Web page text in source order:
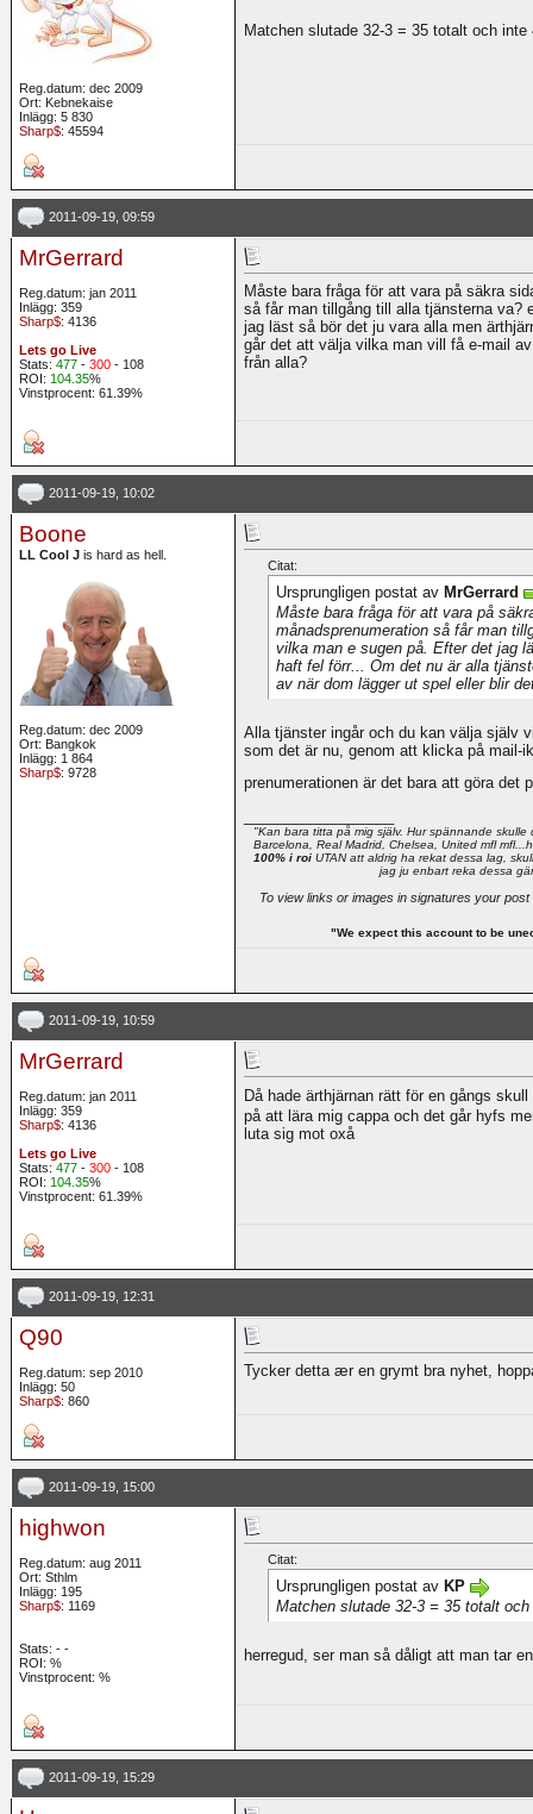
Reg.datum: dec 2009
Ort: Kebnekaise
Inlägg: 5 830
Sharp$: 45594
Matchen slutade 32-3 = 35 totalt och inte
2011-09-19, 09:59
MrGerrard
Reg.datum: jan 2011
Inlägg: 359
Sharp$: 4136
Lets go Live
Stats: 477 - 300 - 108
ROI: 104.35%
Vinstprocent: 61.39%
Måste bara fråga för att vara på säkra
så får man tillgång till alla tjänsterna va?
jag läst så bör det ju vara alla men
går det att välja vilka man vill få e-mail
från alla?
2011-09-19, 10:02
Boone
LL Cool J is hard as hell.
Reg.datum: dec 2009
Ort: Bangkok
Inlägg: 1 864
Sharp$: 9728
Citat:
Ursprungligen postat av MrGerrard
Måste bara fråga för att vara på
månadsprenumeration så får man
vilka man e sugen på. Efter det jag
haft fel förr... Om det nu är alla
av när dom lägger ut spel eller blir
Alla tjänster ingår och du kan välja själv
som det är nu, genom att klicka på mail-
prenumerationen är det bara att göra det
"Kan bara titta på mig själv. Hur spännande
Barcelona, Real Madrid, Chelsea, United mfl
100% i roi UTAN att aldrig ha rekat dessa lag,
jag ju enbart reka dessa
To view links or images in signatures your
"We expect this account to be
2011-09-19, 10:59
MrGerrard
Reg.datum: jan 2011
Inlägg: 359
Sharp$: 4136
Lets go Live
Stats: 477 - 300 - 108
ROI: 104.35%
Vinstprocent: 61.39%
Då hade ärthjärnan rätt för en gångs skull
på att lära mig cappa och det går hyfs
luta sig mot oxå
2011-09-19, 12:31
Q90
Reg.datum: sep 2010
Inlägg: 50
Sharp$: 860
Tycker detta ær en grymt bra nyhet,
2011-09-19, 15:00
highwon
Reg.datum: aug 2011
Ort: Sthlm
Inlägg: 195
Sharp$: 1169
Stats: - -
ROI: %
Vinstprocent: %
Citat:
Ursprungligen postat av KP
Matchen slutade 32-3 = 35 totalt
herregud, ser man så dåligt att man tar
2011-09-19, 15:29